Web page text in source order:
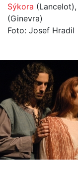
Sýkora (Lancelot),
(Ginevra)
Foto: Josef Hradil